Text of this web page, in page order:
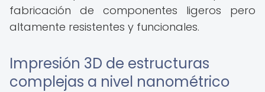
fabricación de componentes ligeros pero
altamente resistentes y funcionales.
Impresión 3D de estructuras
complejas a nivel nanométrico